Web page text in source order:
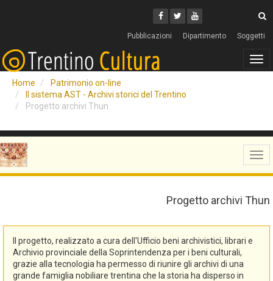
Facebook
Twitter
Youtube
Pubblicazioni Dipartimento Soggetti
Home
Patrimonio on-line
Il sistema AST - Archivi storici del Trentino
Progetto archivi Thun
Progetto archivi Thun
Il progetto, realizzato a cura dell'Ufficio beni archivistici, librari e
Archivio provinciale della Soprintendenza per i beni culturali,
grazie alla tecnologia ha permesso di riunire gli archivi di una
grande famiglia nobiliare trentina che la storia ha disperso in